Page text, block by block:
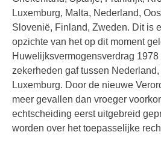
Luxemburg, Malta, Nederland,
Slovenië, Finland, Zweden. Dit is
opzichte van het op dit moment
Huwelijksvermogensverdrag 1978
zekerheden gaf tussen
Luxemburg. Door de nieuwe
meer gevallen dan vroeger
echtscheiding eerst uitgebreid
worden over het toepasselijke